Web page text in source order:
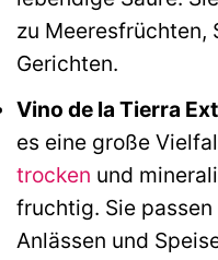
zu Meeresfrüchten,
Gerichten.
Vino de la Tierra
es eine große
trocken und
fruchtig. Sie
Anlässen und